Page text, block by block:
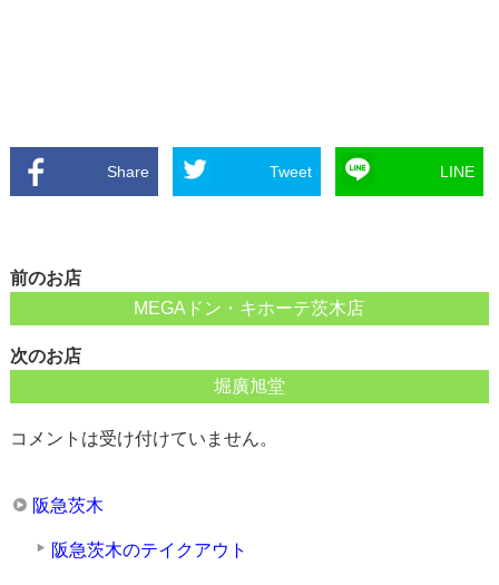
Share Tweet LINE
前のお店
MEGAドン・キホーテ茨木店
次のお店
堀廣旭堂
コメントは受け付けていません。
阪急茨木
阪急茨木のテイクアウト